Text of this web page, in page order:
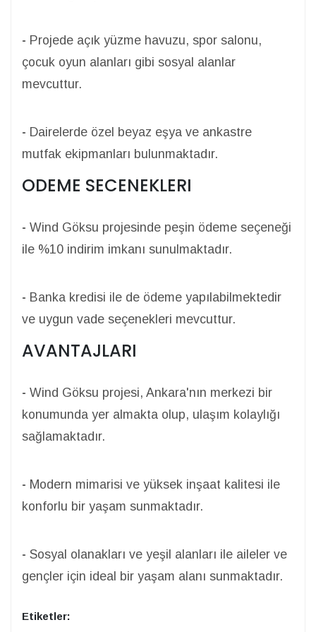
- Projede açık yüzme havuzu, spor salonu,
çocuk oyun alanları gibi sosyal alanlar
mevcuttur.
- Dairelerde özel beyaz eşya ve ankastre
mutfak ekipmanları bulunmaktadır.
ODEME SECENEKLERI
- Wind Göksu projesinde peşin ödeme seçeneği
ile %10 indirim imkanı sunulmaktadır.
- Banka kredisi ile de ödeme yapılabilmektedir
ve uygun vade seçenekleri mevcuttur.
AVANTAJLARI
- Wind Göksu projesi, Ankara'nın merkezi bir
konumunda yer almakta olup, ulaşım kolaylığı
sağlamaktadır.
- Modern mimarisi ve yüksek inşaat kalitesi ile
konforlu bir yaşam sunmaktadır.
- Sosyal olanakları ve yeşil alanları ile aileler ve
gençler için ideal bir yaşam alanı sunmaktadır.
Etiketler: